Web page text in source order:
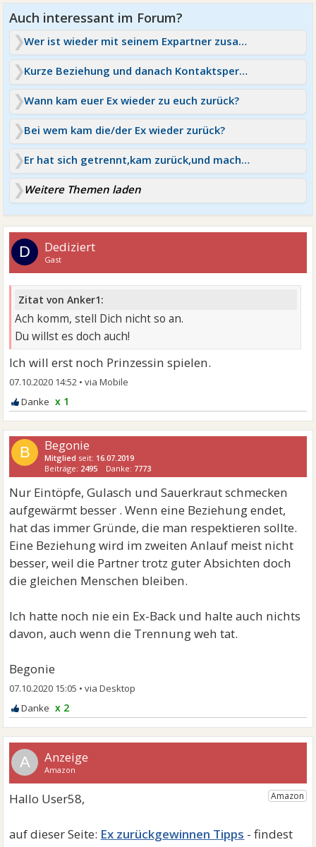
Wer ist wieder mit seinem Expartner zusammen gekommen?
Kurze Beziehung und danach Kontaktsperre sinnvoll?
Wann kam euer Ex wieder zu euch zurück?
Bei wem kam die/der Ex wieder zurück?
Er hat sich getrennt,kam zurück,und macht wieder Schluß
Weitere Themen laden
D Dediziert
Gast
Zitat von Anker1:
Ach komm, stell Dich nicht so an.
Du willst es doch auch!
Ich will erst noch Prinzessin spielen.
07.10.2020 14:52 •
x 1
B Begonie
Mitglied seit: 16.07.2019
Beiträge: 2495 Danke: 7773
Nur Eintöpfe, Gulasch und Sauerkraut schmecken
aufgewärmt besser . Wenn eine Beziehung endet,
hat das immer Gründe, die man respektieren sollte.
Eine Beziehung wird im zweiten Anlauf meist nicht
besser, weil die Partner trotz guter Absichten doch
die gleichen Menschen bleiben.
Ich hatte noch nie ein Ex-Back und halte auch nichts
davon, auch wenn die Trennung weh tat.
Begonie
07.10.2020 15:05 •
x 2
A
Ex zurückgewinnen Tipps